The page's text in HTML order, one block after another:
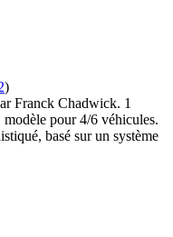
)
Franck Chadwick. 1
pour 4/6 véhicules.
basé sur un système